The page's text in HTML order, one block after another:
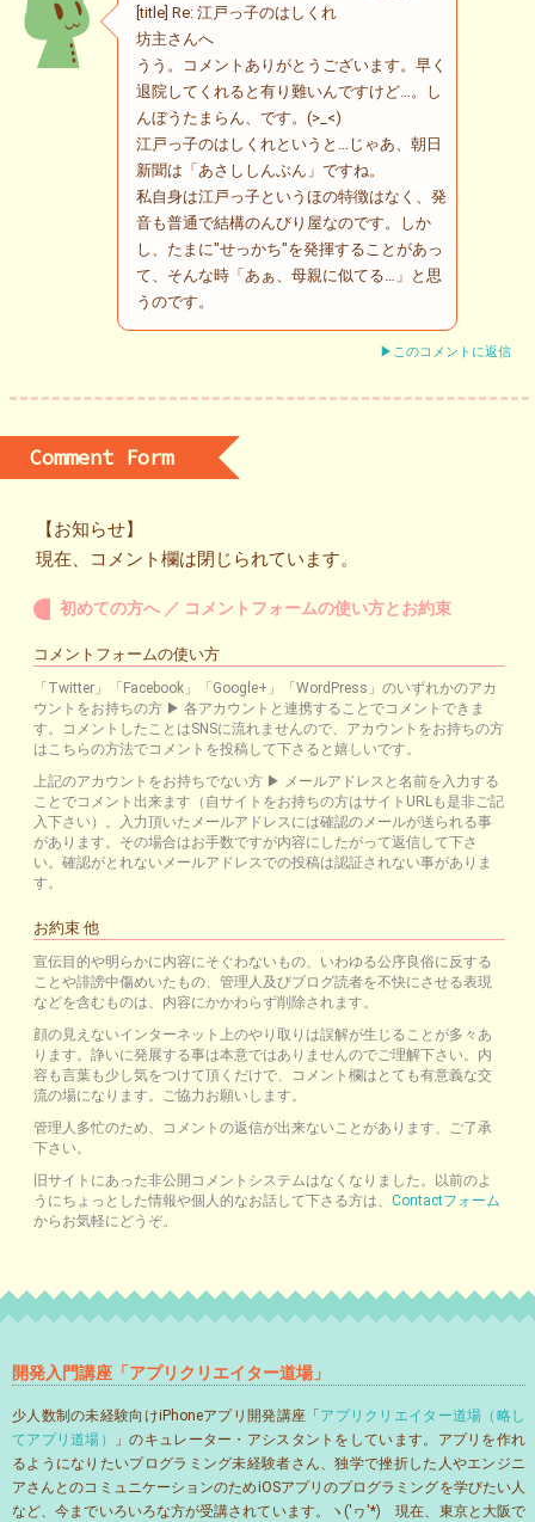
[title] Re: 江戸っ子のはしくれ
坊主さんへ
うう。コメントありがとうございます。早く
退院してくれると有り難いんですけど…。し
んぼうたまらん、です。(>_<)
江戸っ子のはしくれというと…じゃあ、朝日
新聞は「あさししんぶん」ですね。
私自身は江戸っ子というほの特徴はなく、発
音も普通で結構のんびり屋なのです。しか
し、たまに"せっかち"を発揮することがあっ
て、そんな時「あぁ、母親に似てる…」と思
うのです。
▶このコメントに返信
Comment Form
【お知らせ】
現在、コメント欄は閉じられています。
初めての方へ ／ コメントフォームの使い方とお約束
コメントフォームの使い方
「Twitter」「Facebook」「Google+」「WordPress」のいずれかのアカ
ウントをお持ちの方 ▶ 各アカウントと連携することでコメントできま
す。コメントしたことはSNSに流れませんので、アカウントをお持ちの方
はこちらの方法でコメントを投稿して下さると嬉しいです。
上記のアカウントをお持ちでない方 ▶ メールアドレスと名前を入力する
ことでコメント出来ます（自サイトをお持ちの方はサイトURLも是非ご記
入下さい）。入力頂いたメールアドレスには確認のメールが送られる事
があります。その場合はお手数ですが内容にしたがって返信して下さ
い。確認がとれないメールアドレスでの投稿は認証されない事がありま
す。
お約束 他
宣伝目的や明らかに内容にそぐわないもの、いわゆる公序良俗に反する
ことや誹謗中傷めいたもの、管理人及びブログ読者を不快にさせる表現
などを含むものは、内容にかかわらず削除されます。
顔の見えないインターネット上のやり取りは誤解が生じることが多々あ
ります。諍いに発展する事は本意ではありませんのでご理解下さい。内
容も言葉も少し気をつけて頂くだけで、コメント欄はとても有意義な交
流の場になります。ご協力お願いします。
管理人多忙のため、コメントの返信が出来ないことがあります、ご了承
下さい。
旧サイトにあった非公開コメントシステムはなくなりました。以前のよ
うにちょっとした情報や個人的なお話して下さる方は、 Contactフォーム
からお気軽にどうぞ。
開発入門講座「アプリクリエイター道場」
少人数制の未経験向けiPhoneアプリ開発講座「 アプリクリエイター道場（略し
てアプリ道場）
」のキュレーター・アシスタントをしています。アプリを作れ
るようになりたいプログラミング未経験者さん、独学で挫折した人やエンジニ
アさんとのコミュニケーションのためiOSアプリのプログラミングを学びたい人
など、今までいろいろな方が受講されています。ヽ('ヮ'*)ゝ現在、東京と大阪で